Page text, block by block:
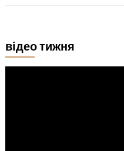
відео тижня